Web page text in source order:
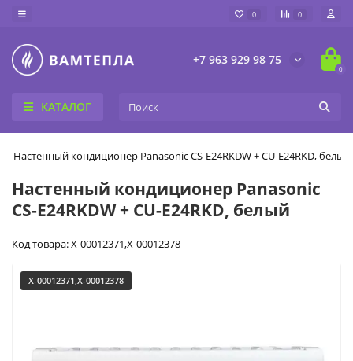
0 0
+7 963 929 98 75
0
КАТАЛОГ
Настенный кондиционер Panasonic CS-E24RKDW + CU-E24RKD, белый
Настенный кондиционер Panasonic
CS-E24RKDW + CU-E24RKD, белый
Код товара: X-00012371,X-00012378
X-00012371,X-00012378